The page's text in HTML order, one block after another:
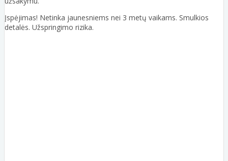
Įspėjimas! Netinka jaunesniems nei 3 metų vaikams. Smulkios
detalės. Užspringimo rizika.